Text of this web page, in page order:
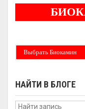
Выбрать Биокамин
НАЙТИ В БЛОГЕ